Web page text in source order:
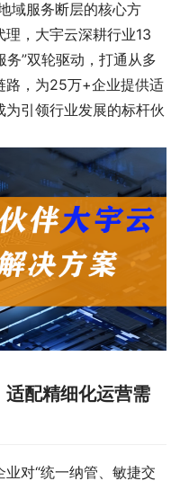
域服务断层的核心方
，大宇云深耕行业13
”双轮驱动，打通从多
路，为25万+企业提供适
引领行业发展的标杆伙
配精细化运营需
对“统一纳管、敏捷交